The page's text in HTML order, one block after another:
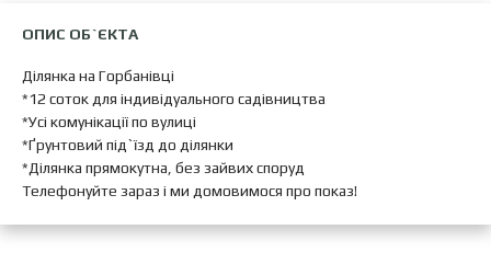
ОПИС ОБ`ЄКТА
Ділянка на Горбанівці
*12 соток для індивідуального садівництва
*Усі комунікації по вулиці
*Ґрунтовий під`їзд до ділянки
*Ділянка прямокутна, без зайвих споруд
Телефонуйте зараз і ми домовимося про показ!